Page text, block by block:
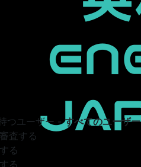
つユーザー -すべてのユーザー
査する
る
る